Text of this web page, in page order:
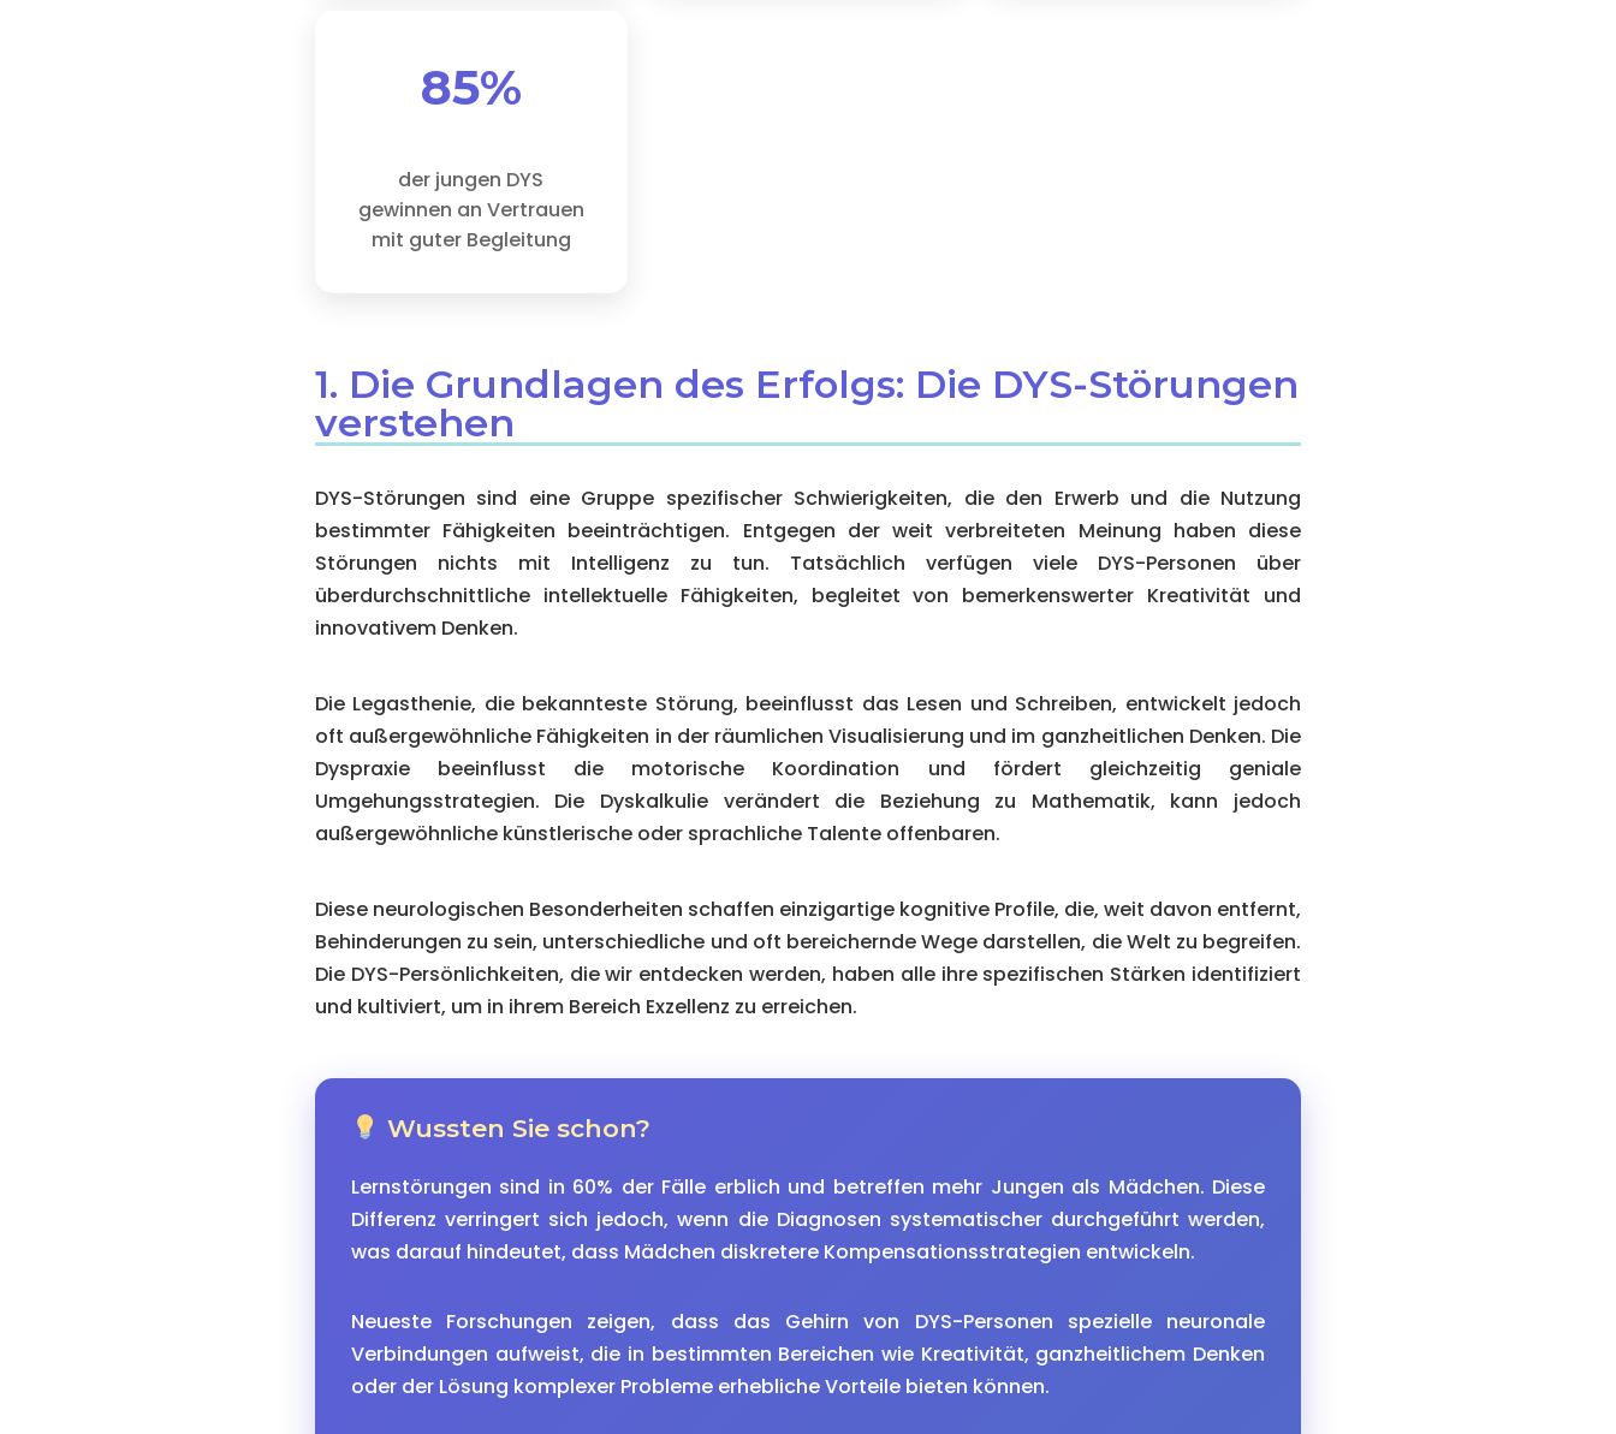
85%
der jungen DYS
gewinnen an Vertrauen
mit guter Begleitung
1. Die Grundlagen des Erfolgs: Die DYS-Störungen
verstehen
DYS-Störungen sind eine Gruppe spezifischer Schwierigkeiten, die den Erwerb und die Nutzung
bestimmter Fähigkeiten beeinträchtigen. Entgegen der weit verbreiteten Meinung haben diese
Störungen nichts mit Intelligenz zu tun. Tatsächlich verfügen viele DYS-Personen über
überdurchschnittliche intellektuelle Fähigkeiten, begleitet von bemerkenswerter Kreativität und
innovativem Denken.
Die Legasthenie, die bekannteste Störung, beeinflusst das Lesen und Schreiben, entwickelt jedoch
oft außergewöhnliche Fähigkeiten in der räumlichen Visualisierung und im ganzheitlichen Denken. Die
Dyspraxie beeinflusst die motorische Koordination und fördert gleichzeitig geniale
Umgehungsstrategien. Die Dyskalkulie verändert die Beziehung zu Mathematik, kann jedoch
außergewöhnliche künstlerische oder sprachliche Talente offenbaren.
Diese neurologischen Besonderheiten schaffen einzigartige kognitive Profile, die, weit davon entfernt,
Behinderungen zu sein, unterschiedliche und oft bereichernde Wege darstellen, die Welt zu begreifen.
Die DYS-Persönlichkeiten, die wir entdecken werden, haben alle ihre spezifischen Stärken identifiziert
und kultiviert, um in ihrem Bereich Exzellenz zu erreichen.
Wussten Sie schon?
Lernstörungen sind in 60% der Fälle erblich und betreffen mehr Jungen als Mädchen. Diese
Differenz verringert sich jedoch, wenn die Diagnosen systematischer durchgeführt werden,
was darauf hindeutet, dass Mädchen diskretere Kompensationsstrategien entwickeln.
Neueste Forschungen zeigen, dass das Gehirn von DYS-Personen spezielle neuronale
Verbindungen aufweist, die in bestimmten Bereichen wie Kreativität, ganzheitlichem Denken
oder der Lösung komplexer Probleme erhebliche Vorteile bieten können.